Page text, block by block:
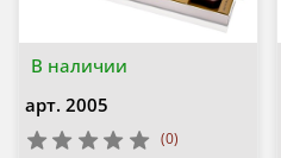
В наличии
арт. 2005
(0)